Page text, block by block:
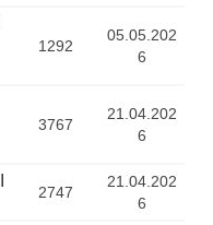
1292
05.05.202
6
3767
21.04.202
6
2747
21.04.202
6